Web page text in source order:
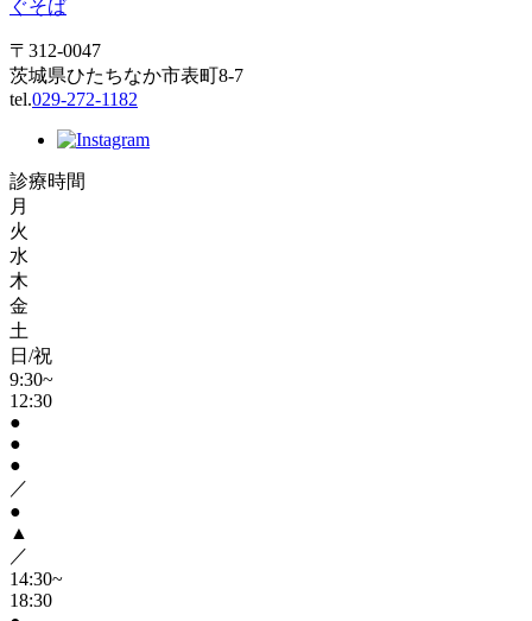
〒312-0047
茨城県ひたちなか市表町8-7
tel.029-272-1182
診療時間
月
火
水
木
金
土
日/祝
9:30~
12:30
●
●
●
／
●
▲
／
14:30~
18:30